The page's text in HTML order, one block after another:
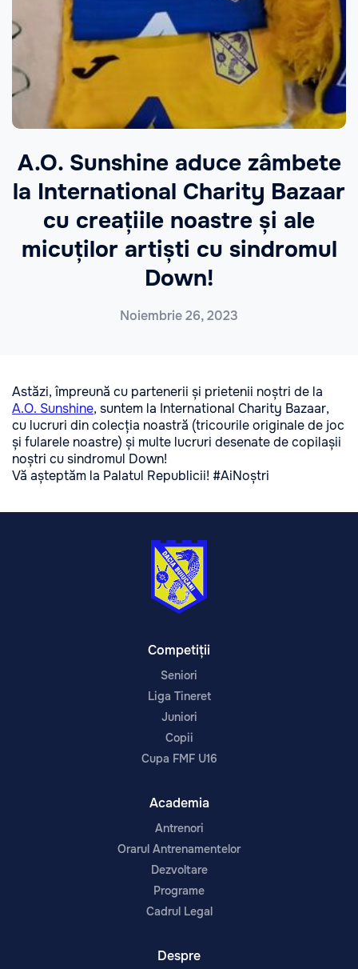
A.O. Sunshine aduce zâmbete
la International Charity Bazaar
cu creațiile noastre și ale
micuților artiști cu sindromul
Down!
Noiembrie 26, 2023
Astăzi, împreună cu partenerii și prietenii noștri de la
A.O. Sunshine, suntem la International Charity Bazaar,
cu lucruri din colecția noastră (tricourile originale de joc
și fularele noastre) și multe lucruri desenate de copilașii
noștri cu sindromul Down!
Vă așteptăm la Palatul Republicii! #AiNoștri
Competiții
Seniori
Liga Tineret
Juniori
Copii
Cupa FMF U16
Academia
Antrenori
Orarul Antrenamentelor
Dezvoltare
Programe
Cadrul Legal
Despre